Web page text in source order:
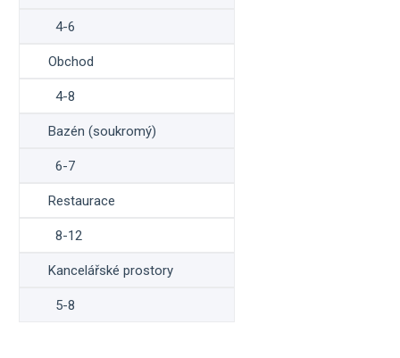
4-6
Obchod
4-8
Bazén (soukromý)
6-7
Restaurace
8-12
Kancelářské prostory
5-8